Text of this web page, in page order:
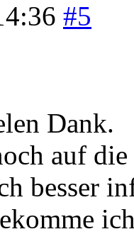
#5
Dank.
auf
besser